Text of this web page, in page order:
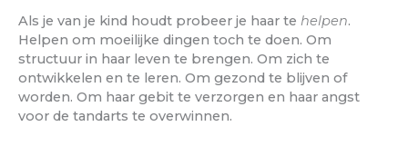
Als je van je kind houdt probeer je haar te helpen.
Helpen om moeilijke dingen toch te doen. Om
structuur in haar leven te brengen. Om zich te
ontwikkelen en te leren. Om gezond te blijven of
worden. Om haar gebit te verzorgen en haar angst
voor de tandarts te overwinnen.